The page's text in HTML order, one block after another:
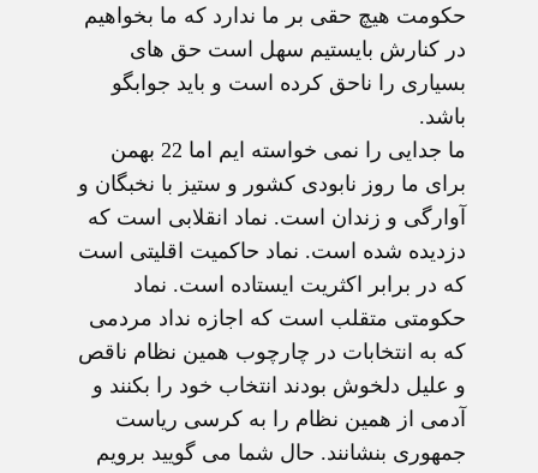
حکومت هیچ حقی بر ما ندارد که ما بخواهیم
در کنارش بایستیم سهل است حق های
بسیاری را ناحق کرده است و باید جوابگو
باشد.
ما جدایی را نمی خواسته ایم اما 22 بهمن
برای ما روز نابودی کشور و ستیز با نخبگان و
آوارگی و زندان است. نماد انقلابی است که
دزدیده شده است. نماد حاکمیت اقلیتی است
که در برابر اکثریت ایستاده است. نماد
حکومتی متقلب است که اجازه نداد مردمی
که به انتخابات در چارچوب همین نظام ناقص
و علیل دلخوش بودند انتخاب خود را بکنند و
آدمی از همین نظام را به کرسی ریاست
جمهوری بنشانند. حال شما می گویید برویم